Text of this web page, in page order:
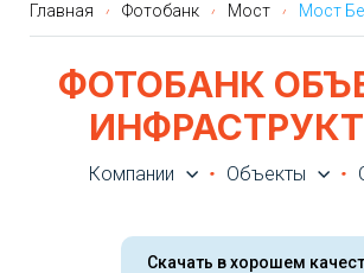
Главная Фотобанк Мост Мост
ФОТОБАНК
Компании Объекты
Скачать в хорошем